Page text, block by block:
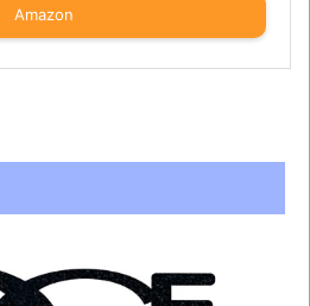
Amazon